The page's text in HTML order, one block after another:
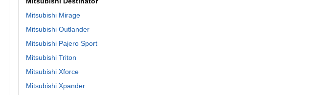
Mitsubishi Mirage
Mitsubishi Outlander
Mitsubishi Pajero Sport
Mitsubishi Triton
Mitsubishi Xforce
Mitsubishi Xpander